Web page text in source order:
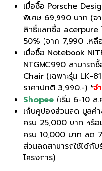
เมื่อซื้อ Porsche
พิเศษ 69,990 บาท (จ
สิทธิ์แลกซื้อ acerpure
50% (จาก 7,990 เหลื
เมื่อซื้อ Notebook
NTGMC990 สามารถซื้
Chair (เฉพาะรุ่น LK-
ราคาปกติ 3,990.-) *จ
Shopee (เริ่ม 6-10 ส.
เก็บคูปองส่วนลด มูลค่
ครบ 25,000 บาท หรื
ครบ 10,000 บาท ลด
ส่วนลดสามารถใช้ได้กับ
โครงการ)